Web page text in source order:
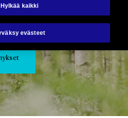
Hylkää kaikki
evästeet